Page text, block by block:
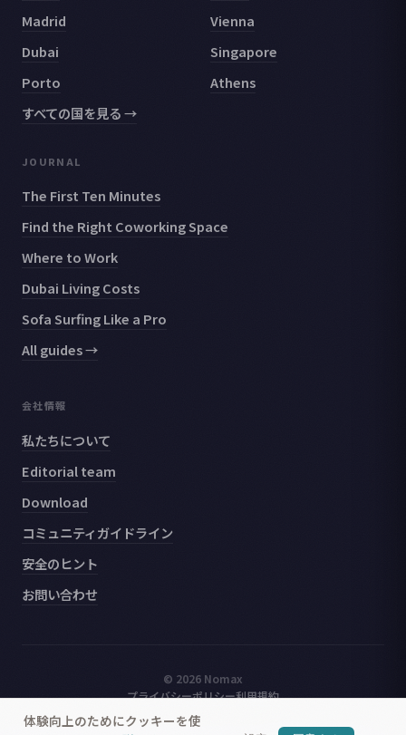
Madrid
Vienna
Dubai
Singapore
Porto
Athens
すべての国を見る →
JOURNAL
The First Ten Minutes
Find the Right Coworking Space
Where to Work
Dubai Living Costs
Sofa Surfing Like a Pro
All guides →
会社情報
私たちについて
Editorial team
Download
コミュニティガイドライン
安全のヒント
お問い合わせ
© 2026 Nomax
プライバシーポリシー利用規約
体験向上のためにクッキーを使